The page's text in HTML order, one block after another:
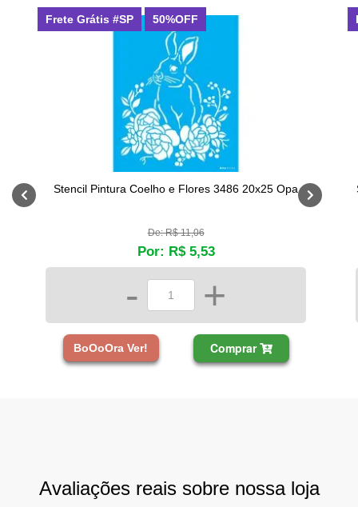
Stencil Pintura Coelho e Flores 3486 20x25 Opa
De: R$ 11,06
Por: R$ 5,53
- +
BoOoOra Ver! Comprar
Frete Grátis #SP 50%OFF
Avaliações reais sobre nossa loja